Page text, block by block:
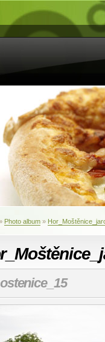
Photo album »